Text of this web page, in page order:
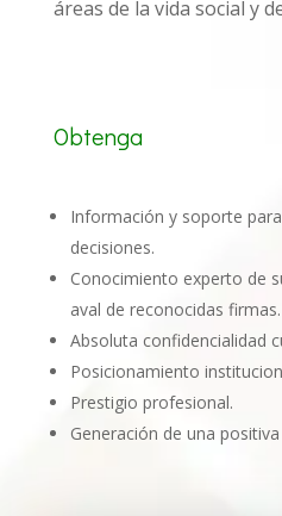
áreas de la vida social y
Obtenga
Información y soporte
decisiones.
Conocimiento experto de
aval de reconocidas firmas.
Absoluta confidencialidad
Posicionamiento
Prestigio profesional.
Generación de una